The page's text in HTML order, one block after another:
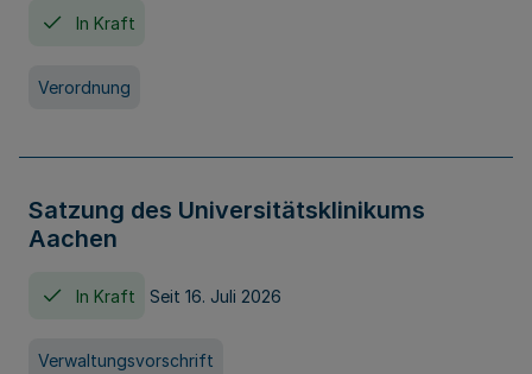
In Kraft
Verordnung
Satzung des Universitätsklinikums
Aachen
In Kraft Seit 16. Juli 2026
Verwaltungsvorschrift